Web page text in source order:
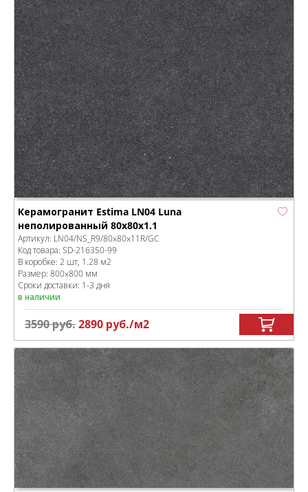
Керамогранит Estima LN04 Luna
неполированный 80x80x1.1
Артикул: LN04/NS_R9/80x80x11R/GC
Код товара: SD-216350-99
В коробке: 2 шт, 1.28 м2
Размер: 800x800 мм
Сроки доставки: 1-3 дня
в наличии
3590руб.2890 руб./м2